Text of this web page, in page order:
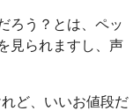
ろう？とは、ペッ
見られますし、声
ど、いいお値段だ